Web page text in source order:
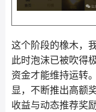
这个阶段的橡木，
此时泡沫已被吹得
资金才能维持运转
显，不断推出高额
收益与动态推荐奖